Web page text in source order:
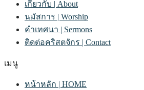
เกี่ยวกับ | About
นมัสการ | Worship
คำเทศนา | Sermons
ติดต่อคริสตจักร | Contact
เมนู
หน้าหลัก | HOME